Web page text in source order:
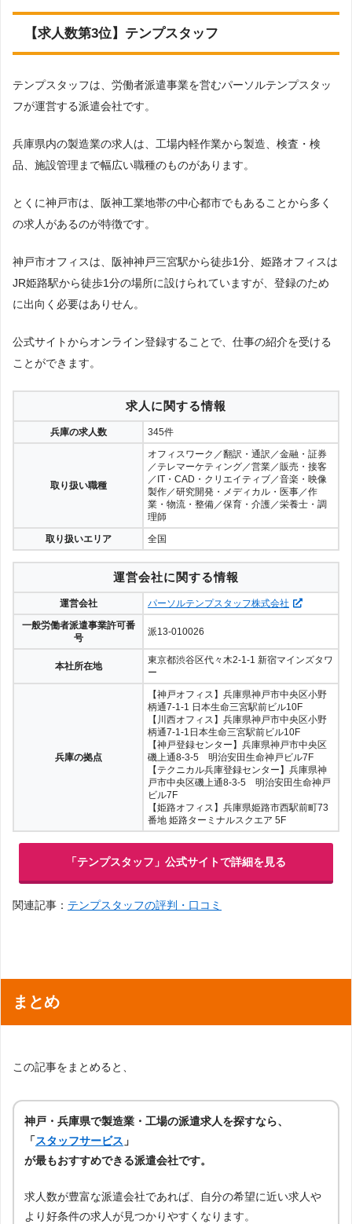
【求人数第3位】テンプスタッフ
テンプスタッフは、労働者派遣事業を営むパーソルテンプスタッ
フが運営する派遣会社です。
兵庫県内の製造業の求人は、工場内軽作業から製造、検査・検
品、施設管理まで幅広い職種のものがあります。
とくに神戸市は、阪神工業地帯の中心都市でもあることから多く
の求人があるのが特徴です。
神戸市オフィスは、阪神神戸三宮駅から徒歩1分、姫路オフィスは
JR姫路駅から徒歩1分の場所に設けられていますが、登録のため
に出向く必要はありせん。
公式サイトからオンライン登録することで、仕事の紹介を受ける
ことができます。
求人に関する情報
兵庫の求人数 345件
取り扱い職種
オフィスワーク／翻訳・通訳／金融・証券
／テレマーケティング／営業／販売・接客
／IT・CAD・クリエイティブ／音楽・映像
製作／研究開発・メディカル・医事／作
業・物流・整備／保育・介護／栄養士・調
理師
取り扱いエリア
全国
運営会社に関する情報
運営会社
パーソルテンプスタッフ株式会社
一般労働者派遣事業許可番
号
派13-010026
本社所在地
東京都渋谷区代々木2-1-1 新宿マインズタワ
ー
兵庫の拠点
【神戸オフィス】兵庫県神戸市中央区小野
柄通7-1-1 日本生命三宮駅前ビル10F
【川西オフィス】兵庫県神戸市中央区小野
柄通7-1-1日本生命三宮駅前ビル10F
【神戸登録センター】兵庫県神戸市中央区
磯上通8-3-5 明治安田生命神戸ビル7F
【テクニカル兵庫登録センター】兵庫県神
戸市中央区磯上通8-3-5 明治安田生命神戸
ビル7F
【姫路オフィス】兵庫県姫路市西駅前町73
番地 姫路ターミナルスクエア 5F
「テンプスタッフ」公式サイトで詳細を見る
関連記事： テンプスタッフの評判・口コミ
まとめ
この記事をまとめると、
神戸・兵庫県で製造業・工場の派遣求人を探すなら、
「スタッフサービス 」
が最もおすすめできる派遣会社です。
求人数が豊富な派遣会社であれば、自分の希望に近い求人や
より好条件の求人が見つかりやすくなります。